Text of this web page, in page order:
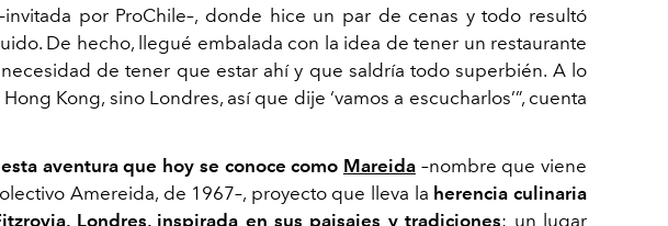
por ProChile–, donde hice un par de cenas y todo resultó
De hecho, llegué embalada con la idea de tener un restaurante
de tener que estar ahí y que saldría todo superbién. A lo
Kong, sino Londres, así que dije ‘vamos a escucharlos’”, cuenta
aventura que hoy se conoce como Mareida–nombre que viene
Amereida, de 1967–, proyecto que lleva la herencia culinaria
Londres, inspirada en sus paisajes ytradiciones; un lugar